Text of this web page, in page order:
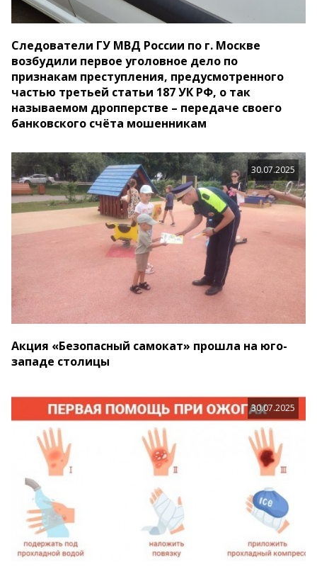
Следователи ГУ МВД России по г. Москве
возбудили первое уголовное дело по
признакам преступления, предусмотренного
частью третьей статьи 187 УК РФ, о так
называемом дропперстве – передаче своего
банковского счёта мошенникам
30.07.2025
Акция «Безопасный самокат» прошла на юго-
западе столицы
30.07.2025